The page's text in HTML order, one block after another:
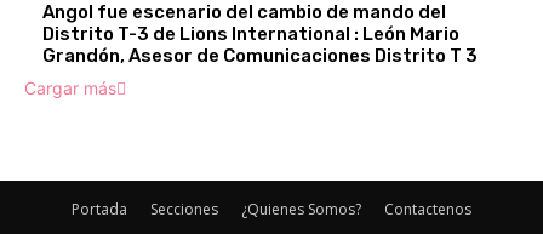
Angol fue escenario del cambio de mando del
Distrito T-3 de Lions International : León Mario
Grandón, Asesor de Comunicaciones Distrito T 3
Cargar más
Portada Secciones ¿Quienes Somos? Contactenos